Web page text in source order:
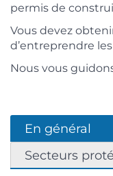
permis de
Vous devez
d’entreprendre
Nous vous
En général
Secteurs